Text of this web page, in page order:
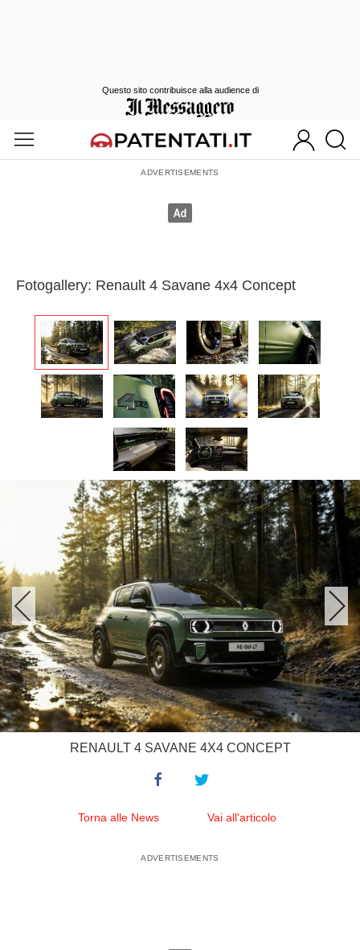
Fotogallery: Renault 4 Savane 4x4 Concept
RENAULT 4 SAVANE 4X4 CONCEPT
Torna alle News Vai all'articolo
Questo sito contribuisce alla audience di